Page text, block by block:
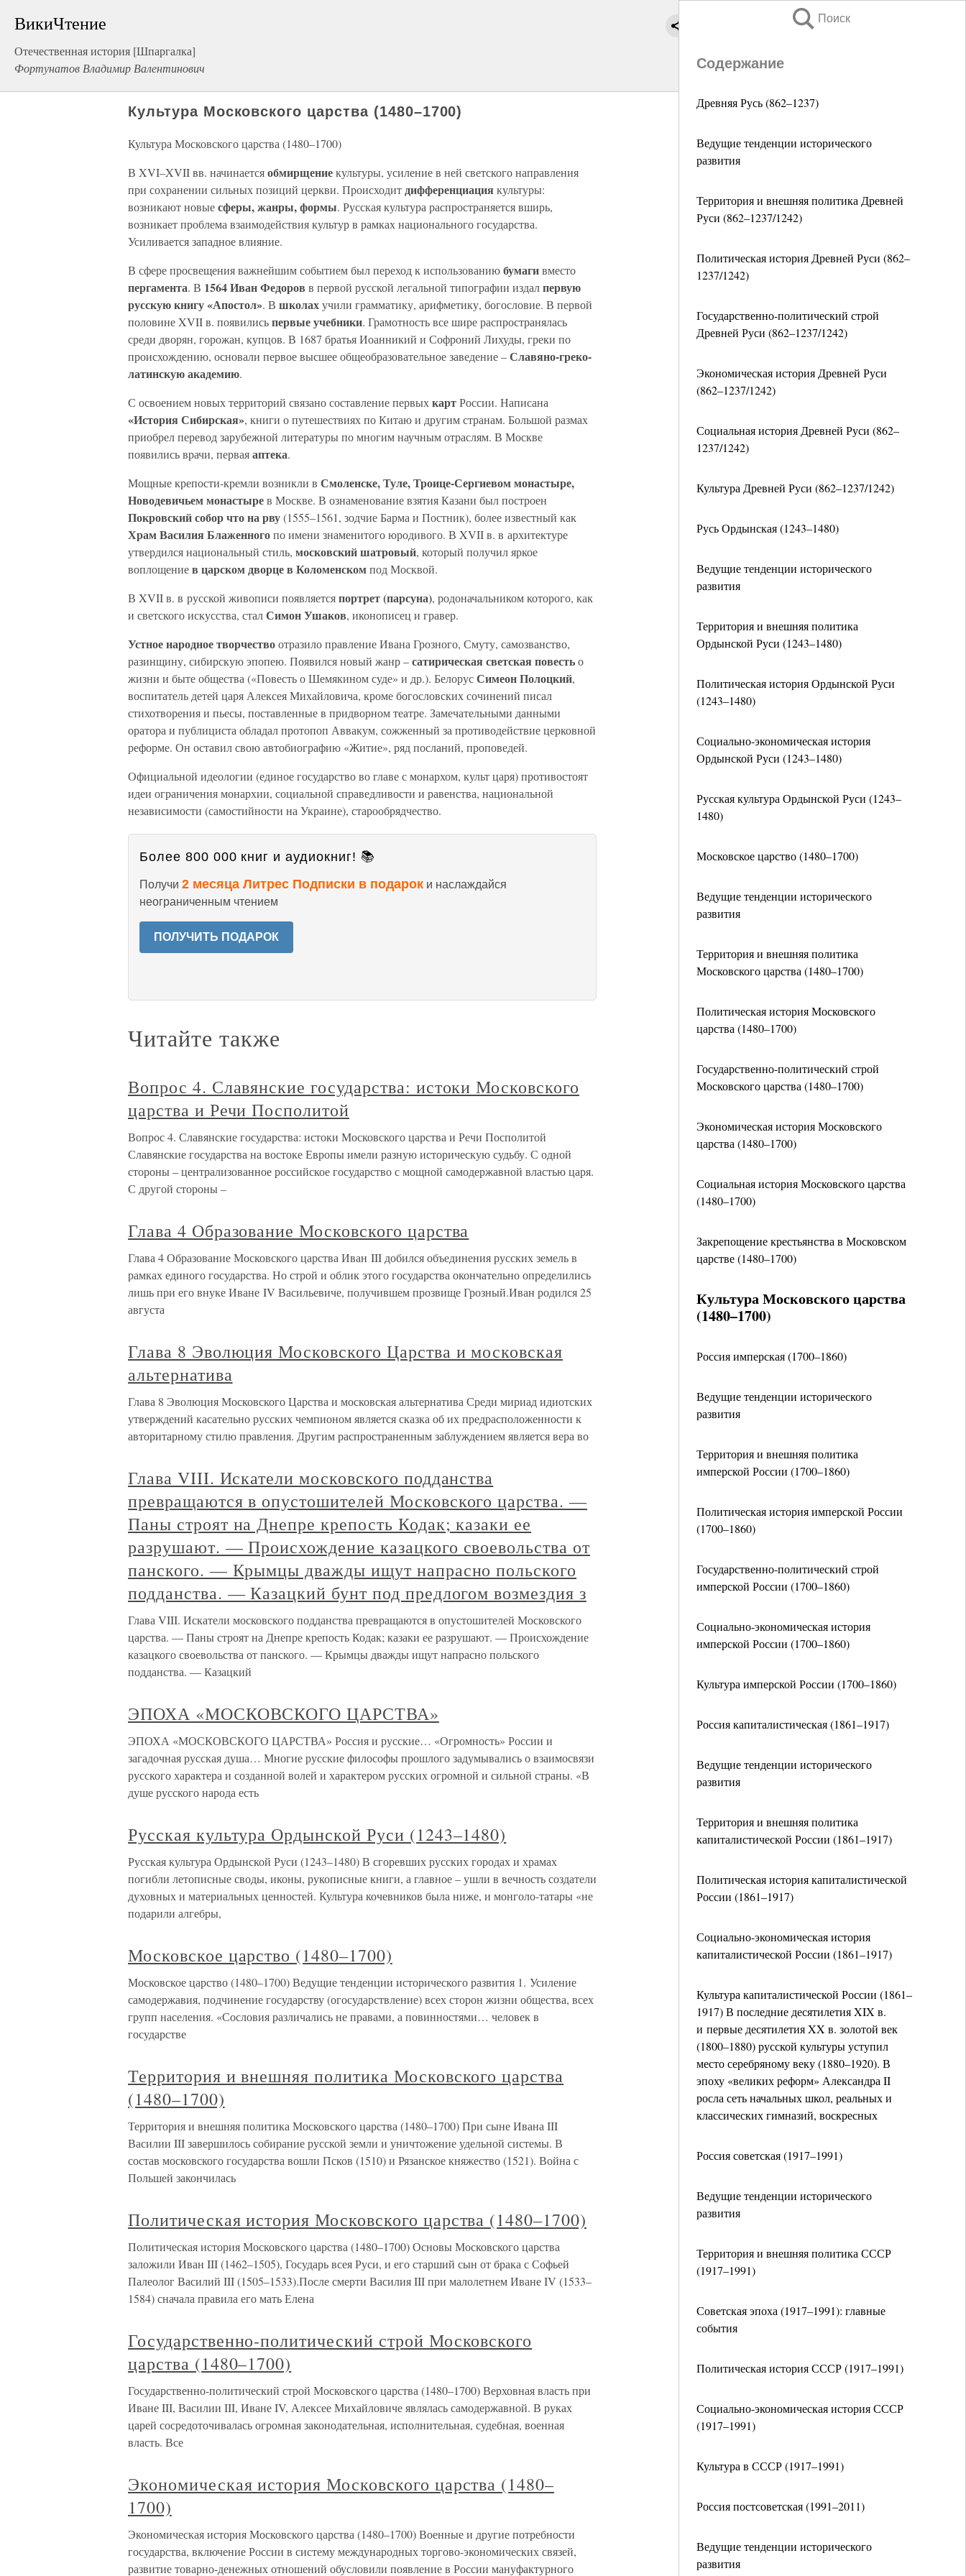
ВикиЧтение
Отечественная история [Шпаргалка]
Фортунатов Владимир Валентинович
Поиск
Содержание
Древняя Русь (862–1237)
Ведущие тенденции исторического
развития
Территория и внешняя политика Древней
Руси (862–1237/1242)
Политическая история Древней Руси (862–
1237/1242)
Государственно-политический строй
Древней Руси (862–1237/1242)
Экономическая история Древней Руси
(862–1237/1242)
Социальная история Древней Руси (862–
1237/1242)
Культура Древней Руси (862–1237/1242)
Русь Ордынская (1243–1480)
Ведущие тенденции исторического
развития
Территория и внешняя политика
Ордынской Руси (1243–1480)
Политическая история Ордынской Руси
(1243–1480)
Социально-экономическая история
Ордынской Руси (1243–1480)
Русская культура Ордынской Руси (1243–
1480)
Московское царство (1480–1700)
Ведущие тенденции исторического
развития
Территория и внешняя политика
Московского царства (1480–1700)
Политическая история Московского
царства (1480–1700)
Государственно-политический строй
Московского царства (1480–1700)
Экономическая история Московского
царства (1480–1700)
Социальная история Московского царства
(1480–1700)
Закрепощение крестьянства в Московском
царстве (1480–1700)
Культура Московского царства
(1480–1700)
Россия имперская (1700–1860)
Ведущие тенденции исторического
развития
Территория и внешняя политика
имперской России (1700–1860)
Политическая история имперской России
(1700–1860)
Государственно-политический строй
имперской России (1700–1860)
Социально-экономическая история
имперской России (1700–1860)
Культура имперской России (1700–1860)
Россия капиталистическая (1861–1917)
Ведущие тенденции исторического
развития
Территория и внешняя политика
капиталистической России (1861–1917)
Политическая история капиталистической
России (1861–1917)
Социально-экономическая история
капиталистической России (1861–1917)
Культура капиталистической России (1861–
1917) В последние десятилетия XIX в.
и первые десятилетия XX в. золотой век
(1800–1880) русской культуры уступил
место серебряному веку (1880–1920). В
эпоху «великих реформ» Александра II
росла сеть начальных школ, реальных и
классических гимназий, воскресных
Россия советская (1917–1991)
Ведущие тенденции исторического
развития
Территория и внешняя политика СССР
(1917–1991)
Советская эпоха (1917–1991): главные
события
Политическая история СССР (1917–1991)
Социально-экономическая история СССР
(1917–1991)
Культура в СССР (1917–1991)
Россия постсоветская (1991–2011)
Ведущие тенденции исторического
развития
Культура Московского царства (1480–1700)
Культура Московского царства (1480–1700)
В XVI–XVII вв. начинаетсяобмирщениекультуры, усиление в ней светского направления
при сохранении сильных позиций церкви. Происходитдифференциация культуры:
возникают новыесферы, жанры, формы. Русская культура распространяется вширь,
возникает проблема взаимодействия культур в рамках национального государства.
Усиливается западное влияние.
В сфере просвещения важнейшим событием был переход к использованиюбумагивместо
пергамента. В 1564 Иван Федоров в первой русской легальной типографии издалпервую
русскую книгу «Апостол». В школахучили грамматику, арифметику, богословие. В первой
половине XVII в. появилисьпервые учебники. Грамотность все шире распространялась
среди дворян, горожан, купцов. В 1687 братья Иоанникий и Софроний Лихуды, греки по
происхождению, основали первое высшее общеобразовательное заведение –Славяно-греко-
латинскую академию.
С освоением новых территорий связано составление первыхкартРоссии. Написана
«История Сибирская», книги о путешествиях по Китаю и другим странам. Большой размах
приобрел перевод зарубежной литературы по многим научным отраслям. В Москве
появились врачи, перваяаптека.
Мощные крепости-кремли возникли в Смоленске, Туле, Троице-Сергиевом монастыре,
Новодевичьем монастырев Москве. В ознаменование взятия Казани был построен
Покровский собор что на рву(1555–1561, зодчие Барма и Постник), более известный как
Храм Василия Блаженногопо имени знаменитого юродивого. В XVII в. в архитектуре
утвердился национальный стиль, московский шатровый, который получил яркое
воплощениев царском дворце в Коломенскомпод Москвой.
В XVII в. в русской живописи появляетсяпортрет (парсуна), родоначальником которого, как
и светского искусства, сталСимон Ушаков, иконописец и гравер.
Устное народное творчествоотразило правление Ивана Грозного, Смуту, самозванство,
разинщину, сибирскую эпопею. Появился новый жанр –сатирическая светская повестьо
жизни и быте общества («Повесть о Шемякином суде» и др.). БелорусСимеон Полоцкий,
воспитатель детей царя Алексея Михайловича, кроме богословских сочинений писал
стихотворения и пьесы, поставленные в придворном театре. Замечательными данными
оратора и публициста обладал протопоп Аввакум, сожженный за противодействие церковной
реформе. Он оставил свою автобиографию «Житие», ряд посланий, проповедей.
Официальной идеологии (единое государство во главе с монархом, культ царя) противостоят
идеи ограничения монархии, социальной справедливости и равенства, национальной
независимости (самостийности на Украине), старообрядчество.
Более 800 000 книг и аудиокниг! 📚
Получи 2 месяца Литрес Подписки в подарок и наслаждайся
неограниченным чтением
ПОЛУЧИТЬ ПОДАРОК
Читайте также
Вопрос 4. Славянские государства: истоки Московского
царства и Речи Посполитой
Вопрос 4. Славянские государства: истоки Московского царства и Речи Посполитой
Славянские государства на востоке Европы имели разную историческую судьбу. С одной
стороны – централизованное российское государство с мощной самодержавной властью царя.
С другой стороны –
Глава 4 Образование Московского царства
Глава 4 Образование Московского царства Иван III добился объединения русских земель в
рамках единого государства. Но строй и облик этого государства окончательно определились
лишь при его внуке Иване IV Васильевиче, получившем прозвище Грозный.Иван родился 25
августа
Глава 8 Эволюция Московского Царства и московская
альтернатива
Глава 8 Эволюция Московского Царства и московская альтернатива Среди мириад идиотских
утверждений касательно русских чемпионом является сказка об их предрасположенности к
авторитарному стилю правления. Другим распространенным заблуждением является вера во
Глава VIII. Искатели московского подданства
превращаются в опустошителей Московского царства. —
Паны строят на Днепре крепость Кодак; казаки ее
разрушают. — Происхождение казацкого своевольства от
панского. — Крымцы дважды ищут напрасно польского
подданства. — Казацкий бунт под предлогом возмездия з
Глава VIII. Искатели московского подданства превращаются в опустошителей Московского
царства. — Паны строят на Днепре крепость Кодак; казаки ее разрушают. — Происхождение
казацкого своевольства от панского. — Крымцы дважды ищут напрасно польского
подданства. — Казацкий
ЭПОХА «МОСКОВСКОГО ЦАРСТВА»
ЭПОХА «МОСКОВСКОГО ЦАРСТВА» Россия и русские… «Огромность» России и
загадочная русская душа… Многие русские философы прошлого задумывались о взаимосвязи
русского характера и созданной волей и характером русских огромной и сильной страны. «В
душе русского народа есть
Русская культура Ордынской Руси (1243–1480)
Русская культура Ордынской Руси (1243–1480) В сгоревших русских городах и храмах
погибли летописные своды, иконы, рукописные книги, а главное – ушли в вечность создатели
духовных и материальных ценностей. Культура кочевников была ниже, и монголо-татары «не
подарили алгебры,
Московское царство (1480–1700)
Московское царство (1480–1700) Ведущие тенденции исторического развития 1. Усиление
самодержавия, подчинение государству (огосударствление) всех сторон жизни общества, всех
групп населения. «Сословия различались не правами, а повинностями… человек в
государстве
Территория и внешняя политика Московского царства
(1480–1700)
Территория и внешняя политика Московского царства (1480–1700) При сыне Ивана III
Василии III завершилось собирание русской земли и уничтожение удельной системы. В
состав московского государства вошли Псков (1510) и Рязанское княжество (1521). Война с
Польшей закончилась
Политическая история Московского царства (1480–1700)
Политическая история Московского царства (1480–1700) Основы Московского царства
заложили Иван III (1462–1505), Государь всея Руси, и его старший сын от брака с Софьей
Палеолог Василий III (1505–1533).После смерти Василия III при малолетнем Иване IV (1533–
1584) сначала правила его мать Елена
Государственно-политический строй Московского
царства (1480–1700)
Государственно-политический строй Московского царства (1480–1700) Верховная власть при
Иване III, Василии III, Иване IV, Алексее Михайловиче являлась самодержавной. В руках
царей сосредоточивалась огромная законодательная, исполнительная, судебная, военная
власть. Все
Экономическая история Московского царства (1480–
1700)
Экономическая история Московского царства (1480–1700) Военные и другие потребности
государства, включение России в систему международных торгово-экономических связей,
развитие товарно-денежных отношений обусловили появление в России мануфактурного